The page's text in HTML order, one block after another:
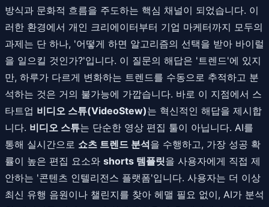
방식과 문화적 흐름을 주도하는 핵심 채널이 되었습니다. 이
러한 환경에서 개인 크리에이터부터 기업 마케터까지 모두의
과제는 단 하나, '어떻게 하면 알고리즘의 선택을 받아 바이럴
을 일으킬 것인가?'입니다. 이 질문의 해답은 '트렌드'에 있지
만, 하루가 다르게 변화하는 트렌드를 수동으로 추적하고 분
석하는 것은 거의 불가능에 가깝습니다. 바로 이 지점에서 스
타트업 비디오 스튜(VideoStew)는 혁신적인 해답을 제시합
니다. 비디오 스튜는 단순한 영상 편집 툴이 아닙니다. AI를
통해 실시간으로 쇼츠 트렌드 분석을 수행하고, 가장 성공 확
률이 높은 편집 요소와 shorts 템플릿을 사용자에게 직접 제
안하는 '콘텐츠 인텔리전스 플랫폼'입니다. 사용자는 더 이상
최신 유행 음원이나 챌린지를 찾아 헤맬 필요 없이, AI가 분석